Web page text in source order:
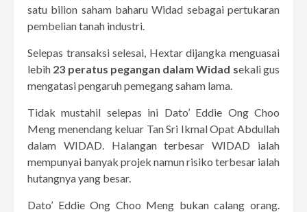
satu bilion saham baharu Widad sebagai pertukaran
pembelian tanah industri.
Selepas transaksi selesai, Hextar dijangka menguasai
lebih 23 peratus pegangan dalam Widad sekali gus
mengatasi pengaruh pemegang saham lama.
Tidak mustahil selepas ini Dato’ Eddie Ong Choo
Meng menendang keluar Tan Sri Ikmal Opat Abdullah
dalam WIDAD. Halangan terbesar WIDAD ialah
mempunyai banyak projek namun risiko terbesar ialah
hutangnya yang besar.
Dato’ Eddie Ong Choo Meng bukan calang orang.